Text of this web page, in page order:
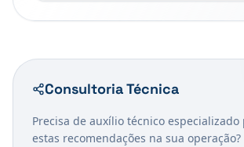
Consultoria Técnica
Precisa de auxílio técnico
estas recomendações na sua operação?